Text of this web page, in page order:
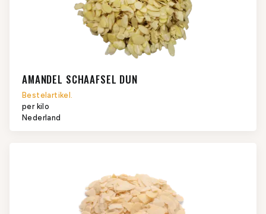
AMANDEL SCHAAFSEL DUN
Bestelartikel.
per kilo
Nederland